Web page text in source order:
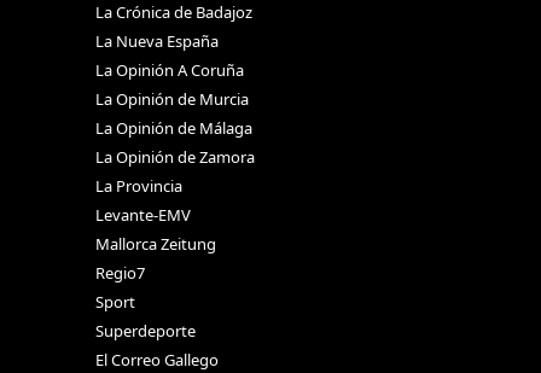
La Crónica de Badajoz
La Nueva España
La Opinión A Coruña
La Opinión de Murcia
La Opinión de Málaga
La Opinión de Zamora
La Provincia
Levante-EMV
Mallorca Zeitung
Regio7
Sport
Superdeporte
El Correo Gallego